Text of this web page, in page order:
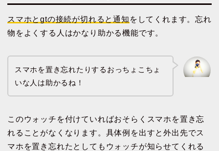
スマホとgtの接続が切れると通知 をしてくれます。忘れ
物をよくする人はかなり助かる機能です。
スマホを置き忘れたりするおっちょこちょ
いな人は助かるね！
このウォッチを付けていればおそらくスマホを置き忘
れることがなくなります。具体例を出すと外出先でス
マホを置き忘れたとしてもウォッチが知らせてくれる